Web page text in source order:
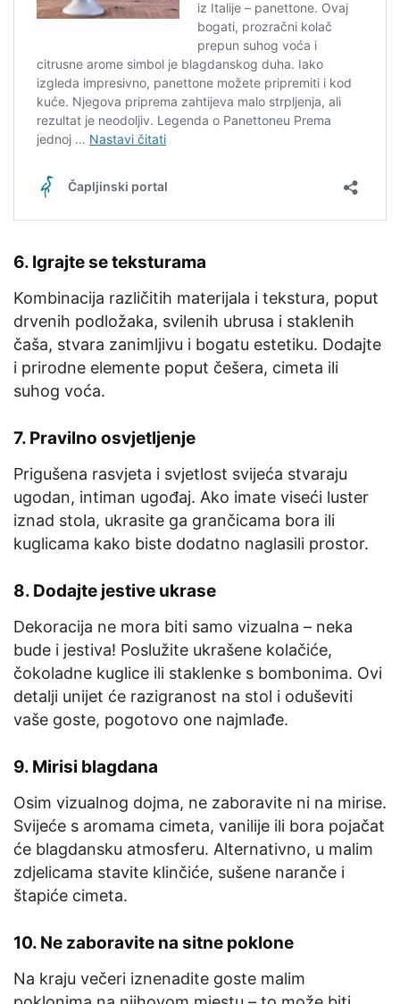
6. Igrajte se teksturama
Kombinacija različitih materijala i tekstura, poput
drvenih podložaka, svilenih ubrusa i staklenih
čaša, stvara zanimljivu i bogatu estetiku. Dodajte
i prirodne elemente poput češera, cimeta ili
suhog voća.
7. Pravilno osvjetljenje
Prigušena rasvjeta i svjetlost svijeća stvaraju
ugodan, intiman ugođaj. Ako imate viseći luster
iznad stola, ukrasite ga grančicama bora ili
kuglicama kako biste dodatno naglasili prostor.
8. Dodajte jestive ukrase
Dekoracija ne mora biti samo vizualna – neka
bude i jestiva! Poslužite ukrašene kolačiće,
čokoladne kuglice ili staklenke s bombonima. Ovi
detalji unijet će razigranost na stol i oduševiti
vaše goste, pogotovo one najmlađe.
9. Mirisi blagdana
Osim vizualnog dojma, ne zaboravite ni na mirise.
Svijeće s aromama cimeta, vanilije ili bora pojačat
će blagdansku atmosferu. Alternativno, u malim
zdjelicama stavite klinčiće, sušene naranče i
štapiće cimeta.
10. Ne zaboravite na sitne poklone
Na kraju večeri iznenadite goste malim